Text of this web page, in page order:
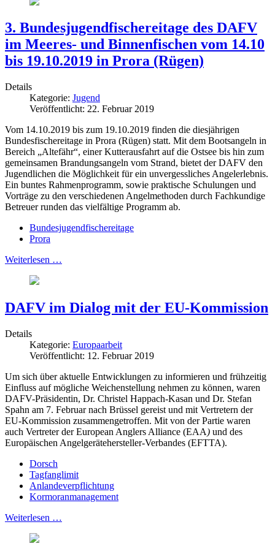
3. Bundesjugendfischereitage des DAFV
im Meeres- und Binnenfischen vom 14.10
bis 19.10.2019 in Prora (Rügen)
Details
Kategorie: Jugend
Veröffentlicht: 22. Februar 2019
Vom 14.10.2019 bis zum 19.10.2019 finden die diesjährigen
Bundesfischereitage in Prora (Rügen) statt. Mit dem Bootsangeln in
Bereich „Altefähr“, einer Kutterausfahrt auf die Ostsee bis hin zum
gemeinsamen Brandungsangeln vom Strand, bietet der DAFV den
Jugendlichen die Möglichkeit für ein unvergessliches Angelerlebnis.
Ein buntes Rahmenprogramm, sowie praktische Schulungen und
Vorträge zu den verschiedenen Angelmethoden durch Fachkundige
Betreuer runden das vielfältige Programm ab.
Bundesjugendfischereitage
Prora
Weiterlesen …
DAFV im Dialog mit der EU-Kommission
Details
Kategorie: Europaarbeit
Veröffentlicht: 12. Februar 2019
Um sich über aktuelle Entwicklungen zu informieren und frühzeitig
Einfluss auf mögliche Weichenstellung nehmen zu können, waren
DAFV-Präsidentin, Dr. Christel Happach-Kasan und Dr. Stefan
Spahn am 7. Februar nach Brüssel gereist und mit Vertretern der
EU-Kommission zusammengetroffen. Mit von der Partie waren
auch Vertreter der European Anglers Alliance (EAA) und des
Europäischen Angelgerätehersteller-Verbandes (EFTTA).
Dorsch
Tagfanglimit
Anlandeverpflichtung
Kormoranmanagement
Weiterlesen …